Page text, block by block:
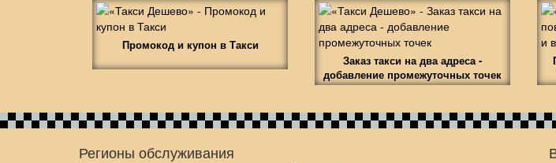
Промокод и купон в Такси
Заказ такси на два адреса -
добавление промежуточных точек
Регионы обслуживания